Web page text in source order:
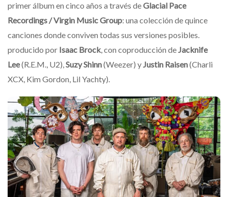
primer álbum en cinco años a través deGlacial Pace
Recordings / Virgin Music Group: una colección de quince
canciones donde conviven todas sus versiones posibles.
producido por Isaac Brock, con coproducción deJacknife
Lee(R.E.M., U2),Suzy Shinn(Weezer) yJustin Raisen(Charli
XCX, Kim Gordon, Lil Yachty).